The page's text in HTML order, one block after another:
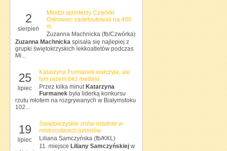
2
sierpień
Młodzi sprinterzy Czwórki
Ostrowiec zadebiutowali na 400
m
Zuzanna Machnicka (fb/Czwórka)
Zuzanna Machnicka spisała się najlepiej z
grupki świętokrzyskich lekkoatletów podczas
Mi...
25
lipiec
Katarzyna Furmanek walczyła, ale
tym razem bez medalu
Przez kilka minut Katarzyna
Furmanek była liderką konkursu
rzutu młotem na rozgrywanych w Białymstoku
102...
19
lipiec
Świętokrzyskie znów ostatnie w
mistrzostwach juniorów
Liliana Samczyńska (fb/KKL)
11. miejsce Liliany Samczyńskiej w